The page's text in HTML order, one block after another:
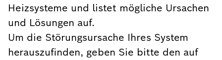
Heizsysteme und listet mögliche Ursachen
und Lösungen auf.
Um die Störungsursache Ihres System
herauszufinden, geben Sie bitte den auf